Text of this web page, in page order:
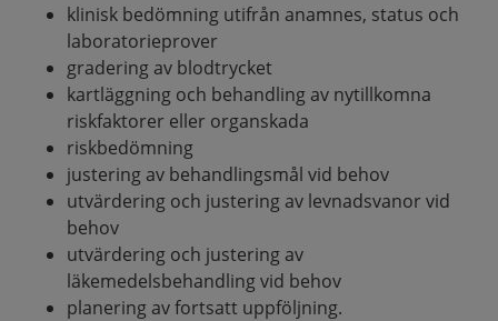
klinisk bedömning utifrån anamnes, status och
laboratorieprover
gradering av blodtrycket
kartläggning och behandling av nytillkomna
riskfaktorer eller organskada
riskbedömning
justering av behandlingsmål vid behov
utvärdering och justering av levnadsvanor vid
behov
utvärdering och justering av
läkemedelsbehandling vid behov
planering av fortsatt uppföljning.